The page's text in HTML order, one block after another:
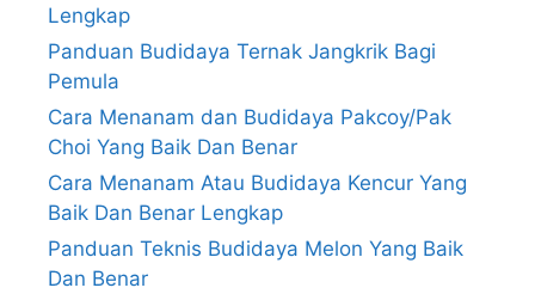
Lengkap
Panduan Budidaya Ternak Jangkrik Bagi
Pemula
Cara Menanam dan Budidaya Pakcoy/Pak
Choi Yang Baik Dan Benar
Cara Menanam Atau Budidaya Kencur Yang
Baik Dan Benar Lengkap
Panduan Teknis Budidaya Melon Yang Baik
Dan Benar